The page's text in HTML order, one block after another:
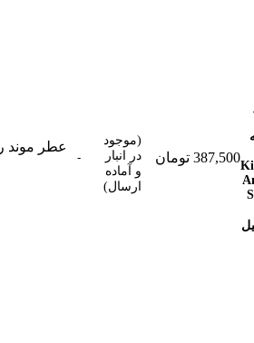
تومان
در انبار
عطر موند رایحه By Killian Angels Share حجم 30 میل عدد